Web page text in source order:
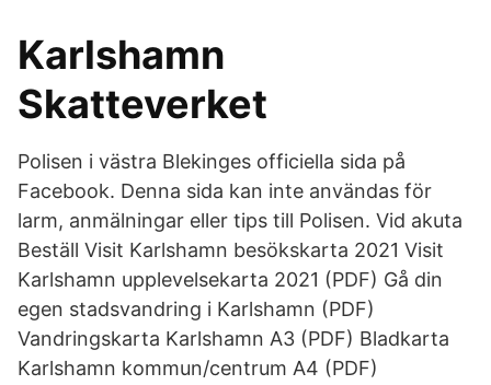
Karlshamn
Skatteverket
Polisen i västra Blekinges officiella sida på
Facebook. Denna sida kan inte användas för
larm, anmälningar eller tips till Polisen. Vid akuta
Beställ Visit Karlshamn besökskarta 2021 Visit
Karlshamn upplevelsekarta 2021 (PDF) Gå din
egen stadsvandring i Karlshamn (PDF)
Vandringskarta Karlshamn A3 (PDF) Bladkarta
Karlshamn kommun/centrum A4 (PDF)